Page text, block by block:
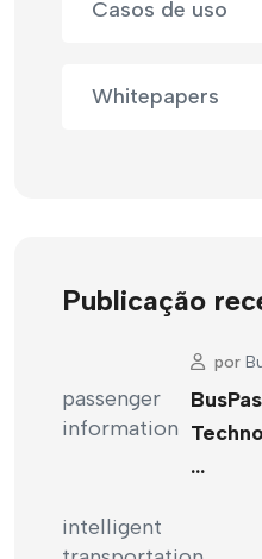
Casos de uso
Whitepapers
Publicação
por
…